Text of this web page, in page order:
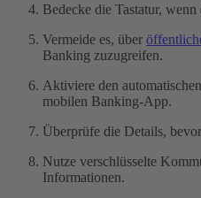
Bedecke die Tastatur,
Vermeide es, über
Banking zuzugreifen.
Aktiviere den
mobilen Banking-App.
Überprüfe die Details,
Nutze verschlüsselte
Informationen.